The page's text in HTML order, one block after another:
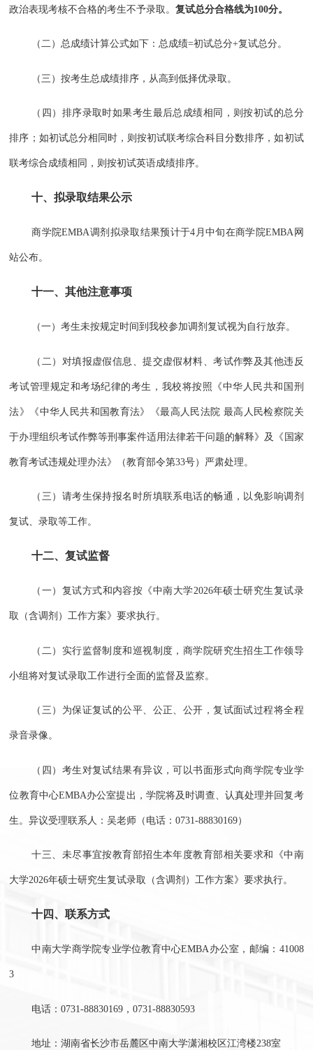
政治表现考核不合格的考生不予录取。复试总分合格线为100分。
（二）总成绩计算公式如下：总成绩=初试总分+复试总分。
（三）按考生总成绩排序，从高到低择优录取。
（四）排序录取时如果考生最后总成绩相同，则按初试的总分
排序；如初试总分相同时，则按初试联考综合科目分数排序，如初试
联考综合成绩相同，则按初试英语成绩排序。
十、拟录取结果公示
商学院EMBA调剂拟录取结果预计于4月中旬在商学院EMBA网
站公布。
十一、其他注意事项
（一）考生未按规定时间到我校参加调剂复试视为自行放弃。
（二）对填报虚假信息、提交虚假材料、考试作弊及其他违反
考试管理规定和考场纪律的考生，我校将按照《中华人民共和国刑
法》《中华人民共和国教育法》《最高人民法院 最高人民检察院关
于办理组织考试作弊等刑事案件适用法律若干问题的解释》及《国家
教育考试违规处理办法》（教育部令第33号）严肃处理。
（三）请考生保持报名时所填联系电话的畅通，以免影响调剂
复试、录取等工作。
十二、复试监督
（一）复试方式和内容按《中南大学2026年硕士研究生复试录
取（含调剂）工作方案》要求执行。
（二）实行监督制度和巡视制度，商学院研究生招生工作领导
小组将对复试录取工作进行全面的监督及监察。
（三）为保证复试的公平、公正、公开，复试面试过程将全程
录音录像。
（四）考生对复试结果有异议，可以书面形式向商学院专业学
位教育中心EMBA办公室提出，学院将及时调查、认真处理并回复考
生。异议受理联系人：吴老师（电话：0731-88830169）
十三、未尽事宜按教育部招生本年度教育部相关要求和《中南
大学2026年硕士研究生复试录取（含调剂）工作方案》要求执行。
十四、联系方式
中南大学商学院专业学位教育中心EMBA办公室，邮编：41008
3
电话：0731-88830169，0731-88830593
地址：湖南省长沙市岳麓区中南大学潇湘校区江湾楼238室